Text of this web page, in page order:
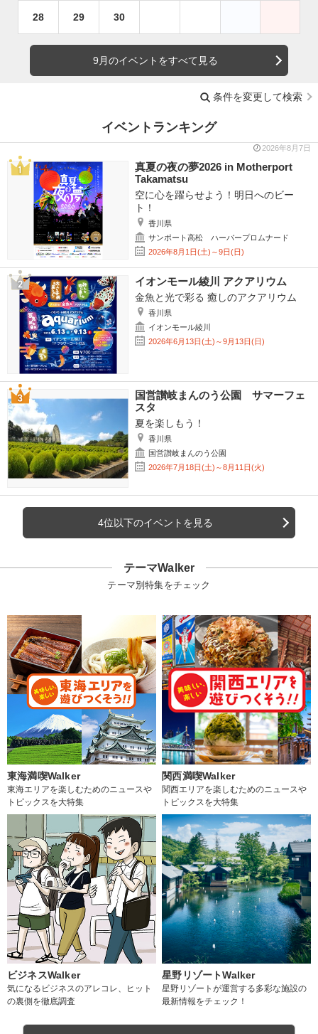
28 29 30
9月のイベントをすべて見る
条件を変更して検索
イベントランキング
2026年8月7日
真夏の夜の夢2026 in Motherport
Takamatsu
空に心を躍らせよう！明日へのビー
ト！
香川県
サンポート高松 ハーバープロムナード
2026年8月1日(土)～9日(日)
イオンモール綾川 アクアリウム
金魚と光で彩る 癒しのアクアリウム
香川県
イオンモール綾川
2026年6月13日(土)～9月13日(日)
国営讃岐まんのう公園 サマーフェ
スタ
夏を楽しもう！
香川県
国営讃岐まんのう公園
2026年7月18日(土)～8月11日(火)
4位以下のイベントを見る
テーマWalker
テーマ別特集をチェック
東海満喫Walker
東海エリアを楽しむためのニュースや
トピックスを大特集
関西満喫Walker
関西エリアを楽しむためのニュースや
トピックスを大特集
ビジネスWalker
気になるビジネスのアレコレ、ヒット
の裏側を徹底調査
星野リゾートWalker
星野リゾートが運営する多彩な施設の
最新情報をチェック！